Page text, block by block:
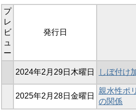
プ
レ
ビ
ュ
ー
発行日
2024年2月29日木曜日 しぼ付け
2025年2月28日金曜日
親水性ポ
の関係